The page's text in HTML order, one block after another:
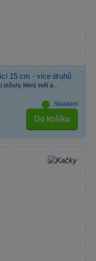
15 cm - více druhů
ježury, který svítí a...
Skladem
Do košíku